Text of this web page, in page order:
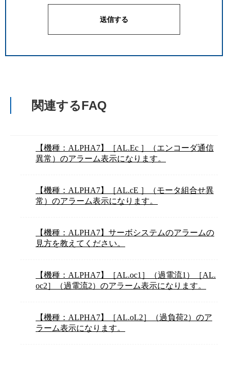
関連するFAQ
【機種：ALPHA7】［AL.Ec ］（エンコーダ通信
異常）のアラーム表示になります。
【機種：ALPHA7】［AL.cE ］（モータ組合せ異
常）のアラーム表示になります。
【機種：ALPHA7】サーボシステムのアラームの
見方を教えてください。
【機種：ALPHA7】［AL.oc1］（過電流1）［AL.
oc2］（過電流2）のアラーム表示になります。
【機種：ALPHA7】［AL.oL2］（過負荷2）のア
ラーム表示になります。